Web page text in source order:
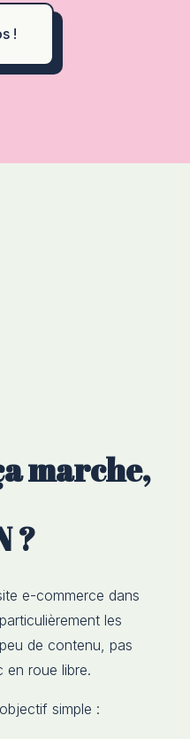
!
marche,
?
e-commerce dans
les
de contenu, pas
en roue libre.
simple :